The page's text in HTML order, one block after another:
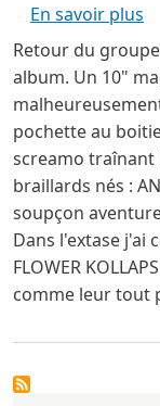
En savoir plus
Retour du
album. Un 10"
pochette au
screamo traînant
braillards nés : AN
soupçon
Dans l'extase j'ai
FLOWER
comme leur tout